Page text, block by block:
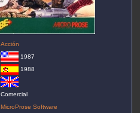
Acción
1987
1988
Comercial
MicroProse Software